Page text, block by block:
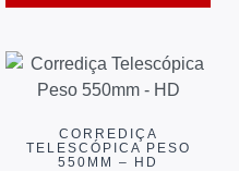
CORREDIÇA
TELESCÓPICA PESO
550MM – HD